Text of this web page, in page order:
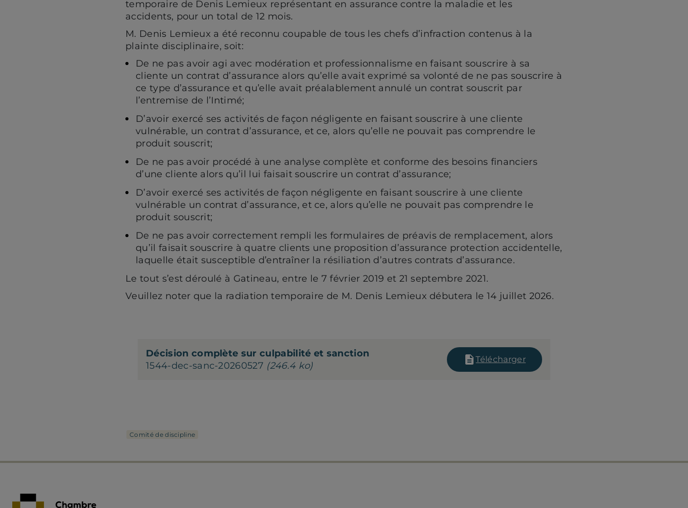
temporaire de Denis Lemieux représentant en assurance contre la maladie et les
accidents, pour un total de 12 mois.
M. Denis Lemieux a été reconnu coupable de tous les chefs d’infraction contenus à la
plainte disciplinaire, soit:
De ne pas avoir agi avec modération et professionnalisme en faisant souscrire à sa
cliente un contrat d’assurance alors qu’elle avait exprimé sa volonté de ne pas souscrire à
ce type d’assurance et qu’elle avait préalablement annulé un contrat souscrit par
l’entremise de l’Intimé;
D’avoir exercé ses activités de façon négligente en faisant souscrire à une cliente
vulnérable, un contrat d’assurance, et ce, alors qu’elle ne pouvait pas comprendre le
produit souscrit;
De ne pas avoir procédé à une analyse complète et conforme des besoins financiers
d’une cliente alors qu’il lui faisait souscrire un contrat d’assurance;
D’avoir exercé ses activités de façon négligente en faisant souscrire à une cliente
vulnérable un contrat d’assurance, et ce, alors qu’elle ne pouvait pas comprendre le
produit souscrit;
De ne pas avoir correctement rempli les formulaires de préavis de remplacement, alors
qu’il faisait souscrire à quatre clients une proposition d’assurance protection accidentelle,
laquelle était susceptible d’entraîner la résiliation d’autres contrats d’assurance.
Le tout s’est déroulé à Gatineau, entre le 7 février 2019 et 21 septembre 2021.
Veuillez noter que la radiation temporaire de M. Denis Lemieux débutera le 14 juillet 2026.
Décision complète sur culpabilité et sanction
1544-dec-sanc-20260527 (246.4 ko)
Télécharger
Comité de discipline